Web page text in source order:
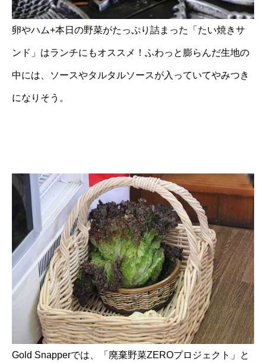
卵やハム+本日の野菜がたっぷり詰まった「たい焼きサ
ンド」はランチにもオススメ！ふわっと膨らんだ生地の
中には、ソースやタルタルソースが入っていてやみつき
になりそう。
Gold Snapperでは、「廃棄野菜ZEROプロジェクト」と